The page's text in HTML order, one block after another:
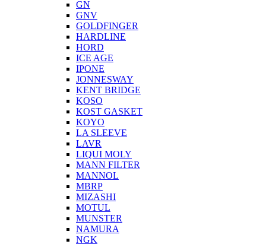
GN
GNV
GOLDFINGER
HARDLINE
HORD
ICE AGE
IPONE
JONNESWAY
KENT BRIDGE
KOSO
KOST GASKET
KOYO
LA SLEEVE
LAVR
LIQUI MOLY
MANN FILTER
MANNOL
MBRP
MIZASHI
MOTUL
MUNSTER
NAMURA
NGK